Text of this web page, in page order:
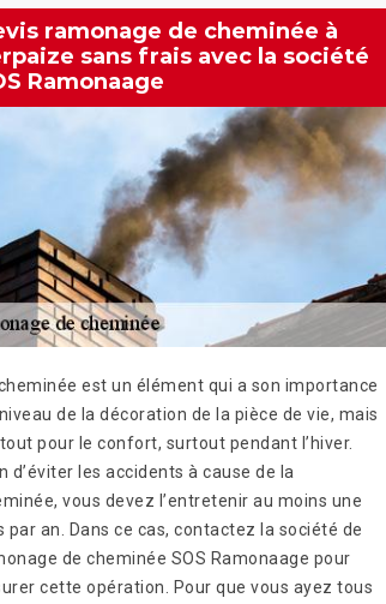
ramonage de cheminée à
sans frais avec la société
Ramonaage
cheminée est un élément qui a son importance
de la décoration de la pièce de vie, mais
pour le confort, surtout pendant l’hiver.
d’éviter les accidents à cause de la
vous devez l’entretenir au moins une
par an. Dans ce cas, contactez la société de
de cheminée SOS Ramonaage pour
cette opération. Pour que vous ayez tous